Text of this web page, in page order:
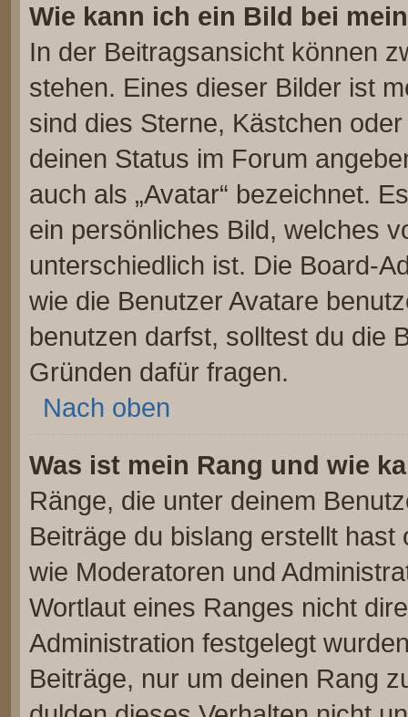
Wie kann ich ein Bild bei
In der Beitragsansicht können
stehen. Eines dieser Bilder ist
sind dies Sterne, Kästchen
deinen Status im Forum
auch als „Avatar“ bezeichnet.
ein persönliches Bild, welches
unterschiedlich ist. Die Board-
wie die Benutzer Avatare
benutzen darfst, solltest du die
Gründen dafür fragen.
Nach oben
Was ist mein Rang und wie
Ränge, die unter deinem
Beiträge du bislang erstellt
wie Moderatoren und
Wortlaut eines Ranges nicht
Administration festgelegt
Beiträge, nur um deinen Rang